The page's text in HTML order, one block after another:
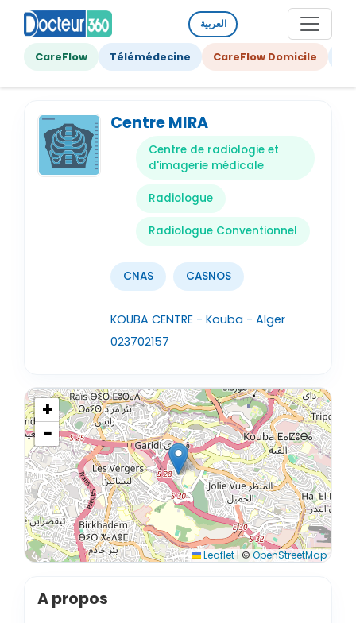
العربية
CareFlow Télémédecine CareFlow Domicile
Centre MIRA
Centre de radiologie et
d'imagerie médicale
Radiologue
Radiologue Conventionnel
CNAS CASNOS
KOUBA CENTRE - Kouba - Alger
023702157
+
−
Leaflet| © OpenStreetMap
A propos